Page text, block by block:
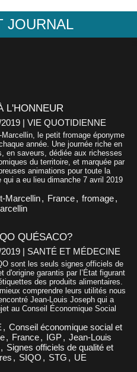
JOURNAL
L'HONNEUR
| VIE QUOTIDIENNE
le petit fromage éponyme
année. Une journée riche en
en saveurs, dédiée aux richesses
du territoire, et marquée par
animations pour toute la
a eu lieu dimanche 7 avril 2019
Marcellin, France, fromage,
QUÉSACO?
| SANTÉ ET MÉDECINE
sont les seuls signes officiels de
d'origine garantis par l’État figurant
des produits alimentaires.
comprendre leurs utilités nous
Jean-Louis Joseph qui a
au Conseil Économique Social
, Conseil économique social et
, France, IGP, Jean-Louis
, Signes officiels de qualité et
, SIQO , STG , UE